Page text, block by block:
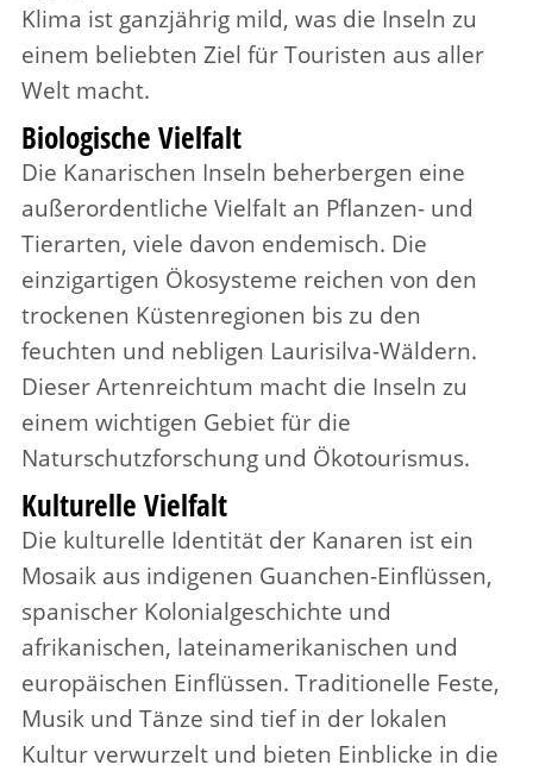
Klima ist ganzjährig mild, was die Inseln zu
einem beliebten Ziel für Touristen aus aller
Welt macht.
Biologische Vielfalt
Die Kanarischen Inseln beherbergen eine
außerordentliche Vielfalt an Pflanzen- und
Tierarten, viele davon endemisch. Die
einzigartigen Ökosysteme reichen von den
trockenen Küstenregionen bis zu den
feuchten und nebligen Laurisilva-Wäldern.
Dieser Artenreichtum macht die Inseln zu
einem wichtigen Gebiet für die
Naturschutzforschung und Ökotourismus.
Kulturelle Vielfalt
Die kulturelle Identität der Kanaren ist ein
Mosaik aus indigenen Guanchen-Einflüssen,
spanischer Kolonialgeschichte und
afrikanischen, lateinamerikanischen und
europäischen Einflüssen. Traditionelle Feste,
Musik und Tänze sind tief in der lokalen
Kultur verwurzelt und bieten Einblicke in die